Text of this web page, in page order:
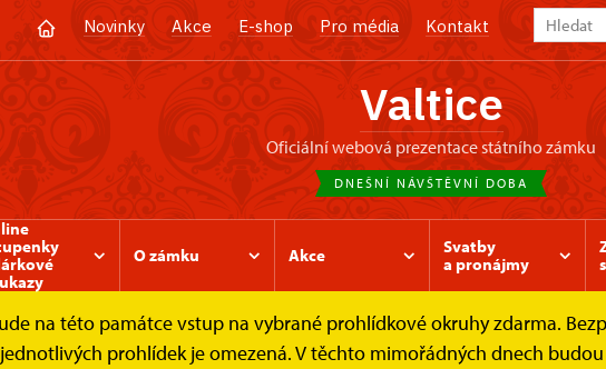
Novinky Akce E-shop Pro média Kontakt
Valtice
oficiální webová prezentace státního zámku
DNEŠNÍ NÁVŠTĚVNÍ DOBA
O zámku Akce
Svatby
a pronájmy
na této památce vstup na vybrané prohlídkové okruhy zdarma.
prohlídek je omezená. V těchto mimořádných dnech
a pronájmy Španělská konírna